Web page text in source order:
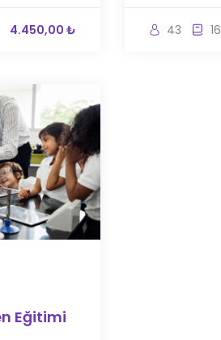
4.450,00 ₺ 43 16
Eğitimi